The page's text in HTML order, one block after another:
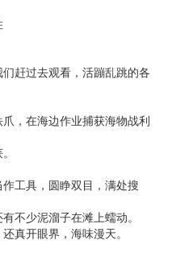
赶过去观看，活蹦乱跳的各
，在海边作业捕获海物战利
工具，圆睁双目，满处搜
不少泥溜子在滩上蠕动。
真开眼界，海味漫天。